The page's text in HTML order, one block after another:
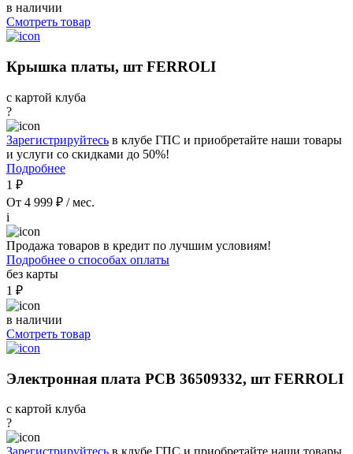
в наличии
Смотреть товар
Крышка платы, шт FERROLI
с картой клуба
?
Зарегистрируйтесь в клубе ГПС и приобретайте наши товары
и услуги со скидками до 50%!
Подробнее
1 ₽
От 4 999 ₽ / мес.
i
Продажа товаров в кредит по лучшим условиям!
Подробнее о способах оплаты
без карты
1 ₽
в наличии
Смотреть товар
Электронная плата PCB 36509332, шт FERROLI
с картой клуба
?